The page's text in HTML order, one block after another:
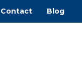
Contact Blog